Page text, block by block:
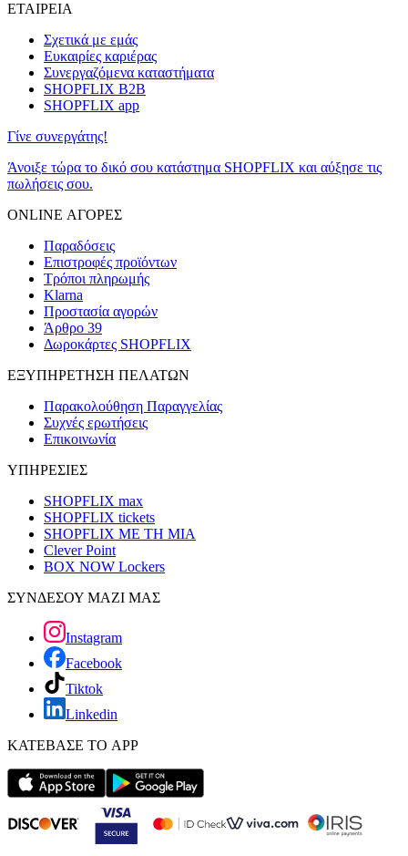
ΕΤΑΙΡΕΙΑ
Σχετικά με εμάς
Ευκαιρίες καριέρας
Συνεργαζόμενα καταστήματα
SHOPFLIX B2B
SHOPFLIX app
Γίνε συνεργάτης!
Άνοιξε τώρα το δικό σου κατάστημα SHOPFLIX και αύξησε τις
πωλήσεις σου.
ONLINE ΑΓΟΡΕΣ
Παραδόσεις
Επιστροφές προϊόντων
Τρόποι πληρωμής
Klarna
Προστασία αγορών
Άρθρο 39
Δωροκάρτες SHOPFLIX
ΕΞΥΠΗΡΕΤΗΣΗ ΠΕΛΑΤΩΝ
Παρακολούθηση Παραγγελίας
Συχνές ερωτήσεις
Επικοινωνία
ΥΠΗΡΕΣΙΕΣ
SHOPFLIX max
SHOPFLIX tickets
SHOPFLIX ΜΕ ΤΗ ΜΙΑ
Clever Point
BOX NOW Lockers
ΣΥΝΔΕΣΟΥ ΜΑΖΙ ΜΑΣ
Instagram
Facebook
Tiktok
Linkedin
ΚΑΤΕΒΑΣΕ ΤΟ APP